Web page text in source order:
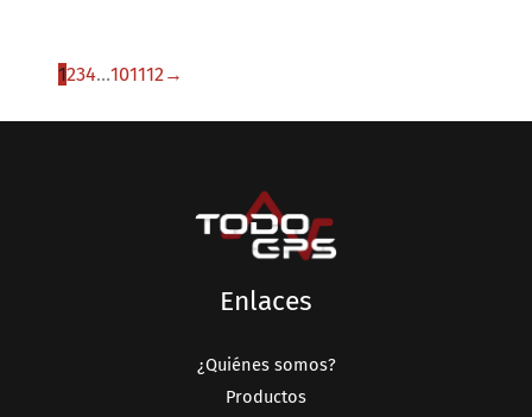
1234…101112 →
Enlaces
¿Quiénes somos?
Productos